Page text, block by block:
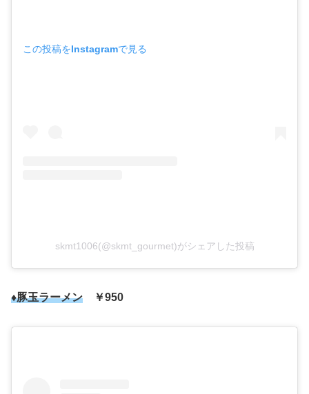
この投稿をInstagramで見る
skmt1006(@skmt_gourmet)がシェアした投稿
♦豚玉ラーメン ￥950